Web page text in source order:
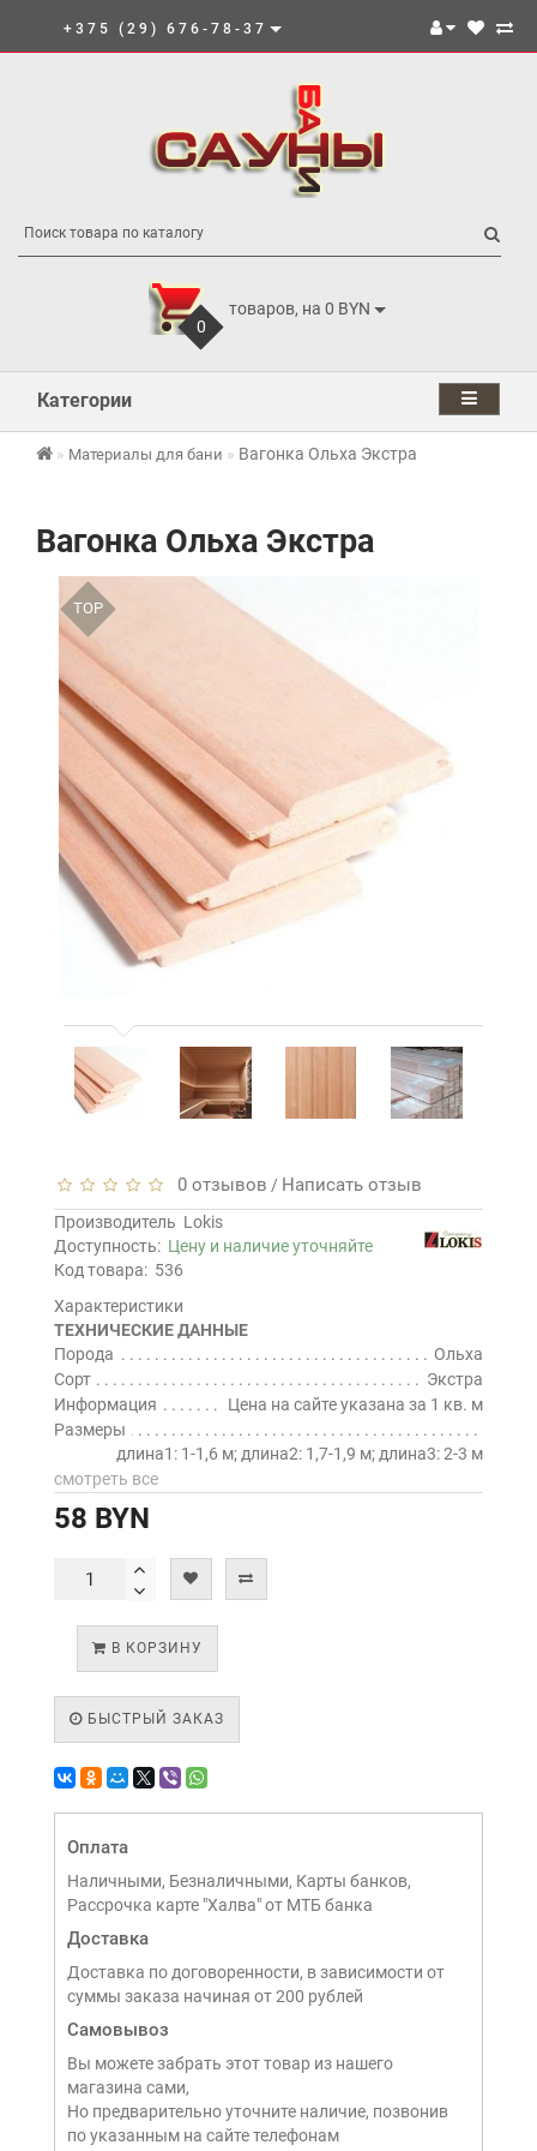
+375 (29) 676-78-37
0
товаров, на 0 BYN
Категории
Материалы для бани Вагонка Ольха Экстра
Вагонка Ольха Экстра
TOP
0 отзывов / Написать отзыв
Производитель Lokis
Доступность: Цену и наличие уточняйте
Код товара: 536
Характеристики
ТЕХНИЧЕСКИЕ ДАННЫЕ
Порода
Ольха
Сорт
Экстра
Информация
Цена на сайте указана за 1 кв. м
Размеры
длина1: 1-1,6 м; длина2: 1,7-1,9 м; длина3: 2-3 м
смотреть все
58 BYN
В КОРЗИНУ
БЫСТРЫЙ ЗАКАЗ
Оплата
Наличными, Безналичными, Карты банков,
Рассрочка карте "Халва" от МТБ банка
Доставка
Доставка по договоренности, в зависимости от
суммы заказа начиная от 200 рублей
Самовывоз
Вы можете забрать этот товар из нашего
магазина сами,
Но предварительно уточните наличие, позвонив
по указанным на сайте телефонам